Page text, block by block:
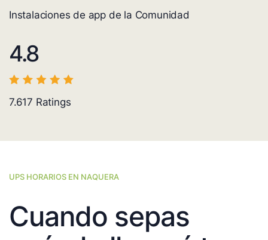
Instalaciones de app de la Comunidad
4.8
7.617 Ratings
UPS HORARIOS EN NAQUERA
Cuando sepas